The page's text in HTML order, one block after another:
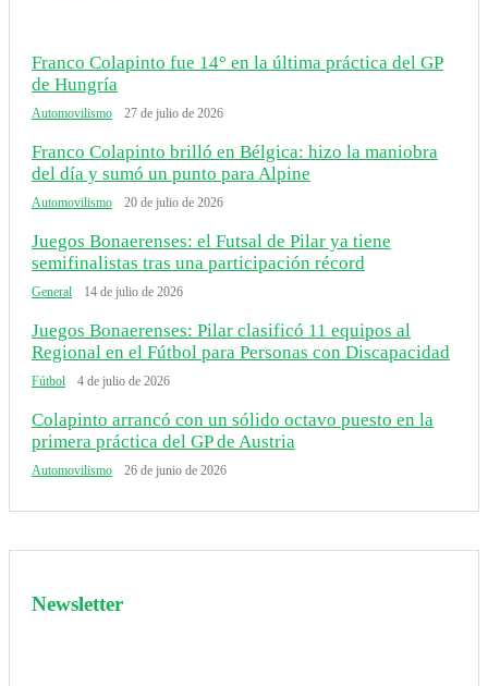
Franco Colapinto fue 14° en la última práctica del GP
de Hungría
Automovilismo 27 de julio de 2026
Franco Colapinto brilló en Bélgica: hizo la maniobra
del día y sumó un punto para Alpine
Automovilismo 20 de julio de 2026
Juegos Bonaerenses: el Futsal de Pilar ya tiene
semifinalistas tras una participación récord
General 14 de julio de 2026
Juegos Bonaerenses: Pilar clasificó 11 equipos al
Regional en el Fútbol para Personas con Discapacidad
Fútbol 4 de julio de 2026
Colapinto arrancó con un sólido octavo puesto en la
primera práctica del GP de Austria
Automovilismo 26 de junio de 2026
Newsletter